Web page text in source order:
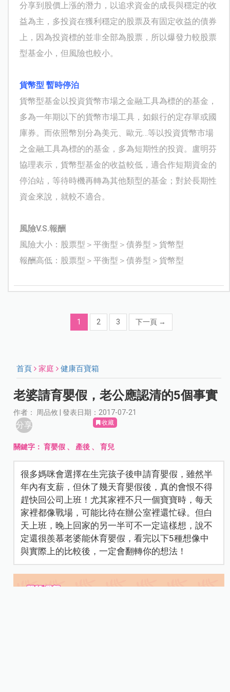
分享到股價上漲的潛力，以追求資金的成長與穩定的收
益為主，多投資在獲利穩定的股票及有固定收益的債券
上，因為投資標的並非全部為股票，所以爆發力較股票
型基金小，但風險也較小。
貨幣型 暫時停泊
貨幣型基金以投資貨幣市場之金融工具為標的的基金，
多為一年期以下的貨幣市場工具，如銀行的定存單或國
庫券。而依照幣別分為美元、歐元…等以投資貨幣市場
之金融工具為標的的基金，多為短期性的投資。盧明芬
協理表示，貨幣型基金的收益較低，適合作短期資金的
停泊站，等待時機再轉為其他類型的基金；對於長期性
資金來說，就較不適合。
風險V.S.報酬
風險大小：股票型＞平衡型＞債券型＞貨幣型
報酬高低：股票型＞平衡型＞債券型＞貨幣型
1 2 3 下一頁 →
首頁 家庭 健康百寶箱
老婆請育嬰假，老公應認清的5個事實
作者： 周品攸 | 發表日期：2017-07-21
分享 收藏
關鍵字：育嬰假 、 產後 、育兒
很多媽咪會選擇在生完孩子後申請育嬰假，雖然半
年內有支薪，但休了幾天育嬰假後，真的會恨不得
趕快回公司上班！尤其家裡不只一個寶寶時，每天
家裡都像戰場，可能比待在辦公室裡還忙碌。但白
天上班，晚上回家的另一半可不一定這樣想，說不
定還很羨慕老婆能休育嬰假，看完以下5種想像中
與實際上的比較後，一定會翻轉你的想法！